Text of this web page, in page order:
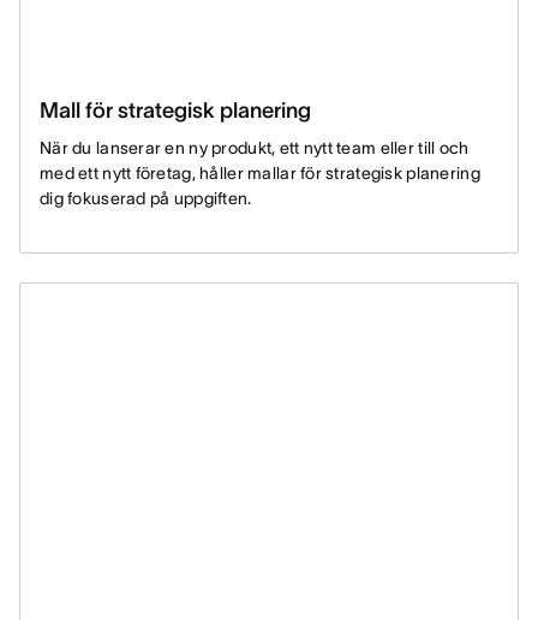
Mall för strategisk planering
När du lanserar en ny produkt, ett nytt team eller till och
med ett nytt företag, håller mallar för strategisk planering
dig fokuserad på uppgiften.